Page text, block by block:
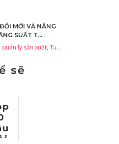
MỚI VÀ NÂNG
SUẤT T...
Đào tạo quản lý sản xuất, Tu van Lean Six Sigma
sẽ